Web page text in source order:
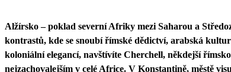
Alžírsko – poklad severní Afriky mezi Saharou a
kontrastů, kde se snoubí římské dědictví, arabská
koloniální elegancí, navštívíte Cherchell, někdejší
nejzachovalejším v celé Africe. V Konstantině, městě